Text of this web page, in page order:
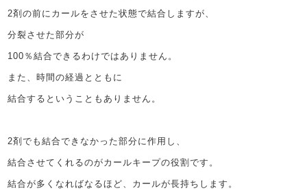
2剤の前にカールをさせた状態で結合しますが、
分裂させた部分が
100％結合できるわけではありません。
また、時間の経過とともに
結合するということもありません。
2剤でも結合できなかった部分に作用し、
結合させてくれるのがカールキープの役割です。
結合が多くなればなるほど、カールが長持ちします。